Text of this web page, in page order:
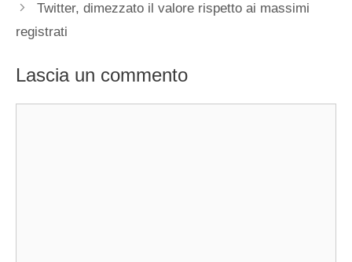
Twitter, dimezzato il valore rispetto ai massimi
registrati
Lascia un commento